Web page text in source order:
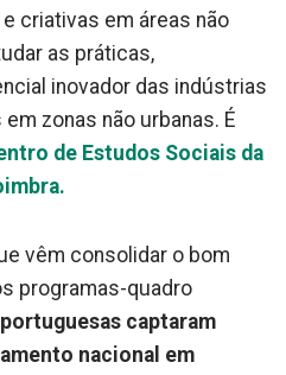
criativas em áreas não
as práticas,
inovador das indústrias
zonas não urbanas. É
de Estudos Sociais da
vêm consolidar o bom
programas-quadro
captaram
nacional em